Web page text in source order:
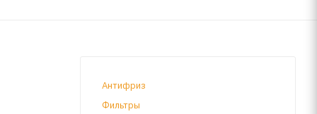
Антифриз
Фильтры